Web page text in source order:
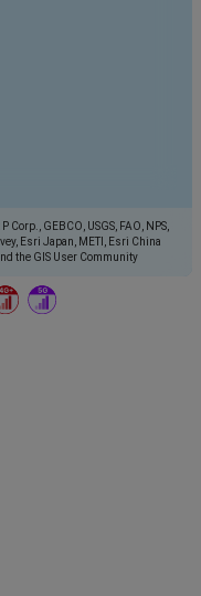
GEBCO, USGS, FAO, NPS,
Esri Japan, METI, Esri China
the GIS User Community